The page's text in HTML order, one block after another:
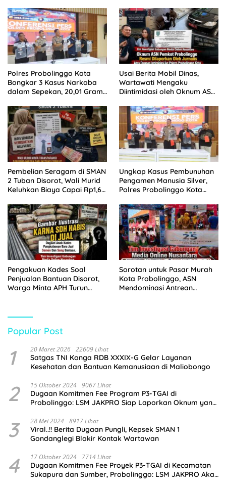
Polres Probolinggo Kota
Bongkar 3 Kasus Narkoba
dalam Sepekan, 20,01 Gram
Usai Berita Mobil Dinas,
Wartawati Mengaku
Diintimidasi oleh Oknum ASN
Tempuh Jalur Hukum
Pembelian Seragam di SMAN
2 Tuban Disorot, Wali Murid
Keluhkan Biaya Capai Rp1,6
Ungkap Kasus Pembunuhan
Pengamen Manusia Silver,
Polres Probolinggo Kota
Pengakuan Kades Soal
Penjualan Bantuan Disorot,
Warga Minta APH Turun
Sorotan untuk Pasar Murah
Kota Probolinggo, ASN
Mendominasi Antrean
Popular Post
1 20 Maret 2026 22609 Lihat
Satgas TNI Konga RDB XXXIX-G Gelar Layanan
Kesehatan dan Bantuan Kemanusiaan di Maliobongo
2 15 Oktober 2024 9067 Lihat
Dugaan Komitmen Fee Program P3-TGAI di
Probolinggo: LSM JAKPRO Siap Laporkan Oknum yang
3 28 Mei 2024 8917 Lihat
Viral..!! Berita Dugaan Pungli, Kepsek SMAN 1
Gondanglegi Blokir Kontak Wartawan
4 17 Oktober 2024 7714 Lihat
Dugaan Komitmen Fee Proyek P3-TGAI di Kecamatan
Sukapura dan Sumber, Probolinggo: LSM JAKPRO Akan